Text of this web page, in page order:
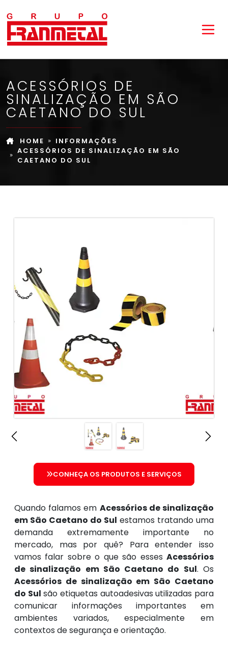
ACESSÓRIOS DE
SINALIZAÇÃO EM SÃO
CAETANO DO SUL
HOME
INFORMAÇÕES
ACESSÓRIOS DE SINALIZAÇÃO EM SÃO
CAETANO DO SUL
Quando falamos em Acessórios de sinalização
em São Caetano do Sul estamos tratando uma
demanda extremamente importante no
mercado, mas por quê? Para entender isso
vamos falar sobre o que são esses Acessórios
de sinalização em São Caetano do Sul. Os
Acessórios de sinalização em São Caetano
do Sul são etiquetas autoadesivas utilizadas para
comunicar informações importantes em
ambientes variados, especialmente em
contextos de segurança e orientação.
CONHEÇA OS PRODUTOS E SERVIÇOS